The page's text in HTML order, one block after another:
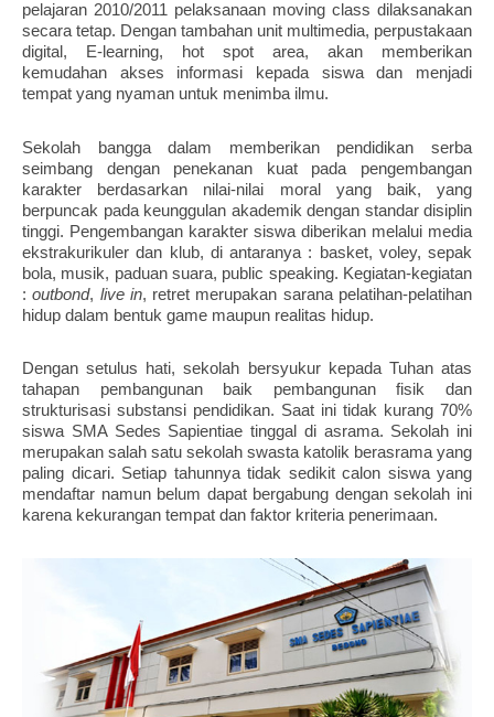
pelajaran 2010/2011 pelaksanaan moving class dilaksanakan
secara tetap. Dengan tambahan unit multimedia, perpustakaan
digital, E-learning, hot spot area, akan memberikan
kemudahan akses informasi kepada siswa dan menjadi
tempat yang nyaman untuk menimba ilmu.
Sekolah bangga dalam memberikan pendidikan serba
seimbang dengan penekanan kuat pada pengembangan
karakter berdasarkan nilai-nilai moral yang baik, yang
berpuncak pada keunggulan akademik dengan standar disiplin
tinggi. Pengembangan karakter siswa diberikan melalui media
ekstrakurikuler dan klub, di antaranya : basket, voley, sepak
bola, musik, paduan suara, public speaking. Kegiatan-kegiatan
:outbond, live in, retret merupakan sarana pelatihan-pelatihan
hidup dalam bentuk game maupun realitas hidup.
Dengan setulus hati, sekolah bersyukur kepada Tuhan atas
tahapan pembangunan baik pembangunan fisik dan
strukturisasi substansi pendidikan. Saat ini tidak kurang 70%
siswa SMA Sedes Sapientiae tinggal di asrama. Sekolah ini
merupakan salah satu sekolah swasta katolik berasrama yang
paling dicari. Setiap tahunnya tidak sedikit calon siswa yang
mendaftar namun belum dapat bergabung dengan sekolah ini
karena kekurangan tempat dan faktor kriteria penerimaan.